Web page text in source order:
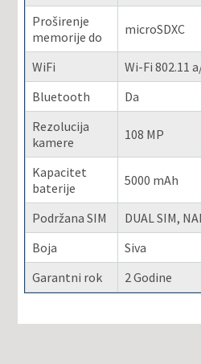
Proširenje
memorije do
microSDXC
WiFi
Wi-Fi 802.11
Bluetooth
Da
Rezolucija
kamere
108 MP
Kapacitet
baterije
5000 mAh
Podržana SIM
DUAL SIM,
Boja
Siva
Garantni rok
2 Godine